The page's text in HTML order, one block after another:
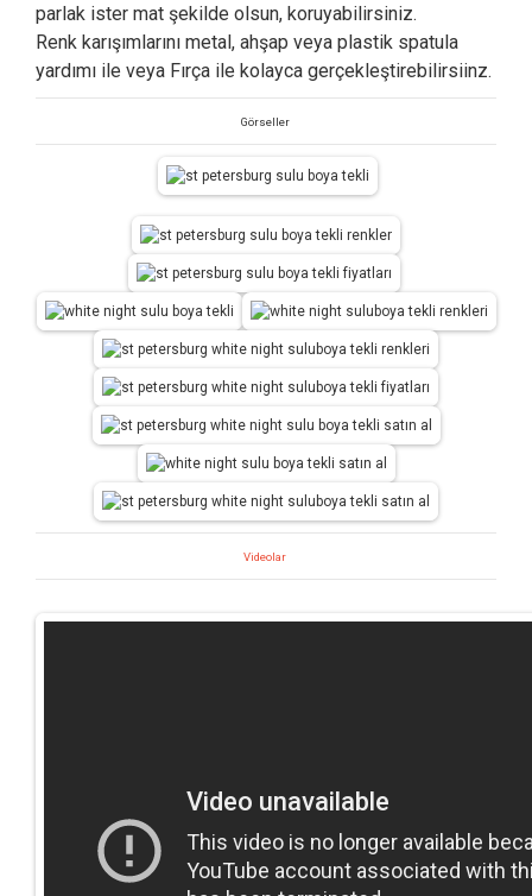
parlak ister mat şekilde olsun, koruyabilirsiniz.
Renk karışımlarını metal, ahşap veya plastik spatula
yardımı ile veya Fırça ile kolayca gerçekleştirebilirsiinz.
Görseller
Videolar